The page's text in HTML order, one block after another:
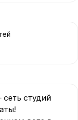
студий